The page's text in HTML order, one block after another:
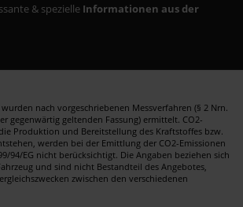
& spezielle Informationen aus der
nach vorgeschriebenen Messverfahren (§ 2 Nrn.
gegenwärtig geltenden Fassung) ermittelt. CO2-
Produktion und Bereitstellung des Kraftstoffes bzw.
werden bei der Emittlung der CO2-Emissionen
94/EG nicht berücksichtigt. Die Angaben beziehen sich
und sind nicht Bestandteil des Angebotes,
zwischen den verschiedenen